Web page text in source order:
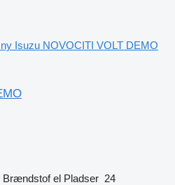
ny Isuzu NOVOCITI VOLT DEMO
Brændstof el Pladser 24